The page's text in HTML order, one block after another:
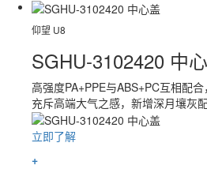
仰望 U8
SGHU-3102420 中
高强度PA+PPE与ABS+PC互相配
充斥高端大气之感，新增深月壤灰
立即了解
+